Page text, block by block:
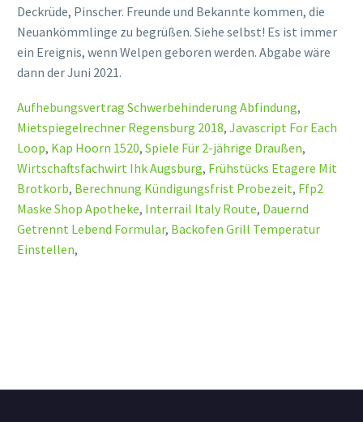
Deckrüde, Pinscher. Freunde und Bekannte kommen, die
Neuankömmlinge zu begrüßen. Siehe selbst! Es ist immer
ein Ereignis, wenn Welpen geboren werden. Abgabe wäre
dann der Juni 2021.
Aufhebungsvertrag Schwerbehinderung Abfindung,
Mietspiegelrechner Regensburg 2018, Javascript For Each
Loop, Kap Hoorn 1520, Spiele Für 2-jährige Draußen,
Wirtschaftsfachwirt Ihk Augsburg, Frühstücks Etagere Mit
Brotkorb, Berechnung Kündigungsfrist Probezeit, Ffp2
Maske Shop Apotheke, Interrail Italy Route, Dauernd
Getrennt Lebend Formular, Backofen Grill Temperatur
Einstellen,